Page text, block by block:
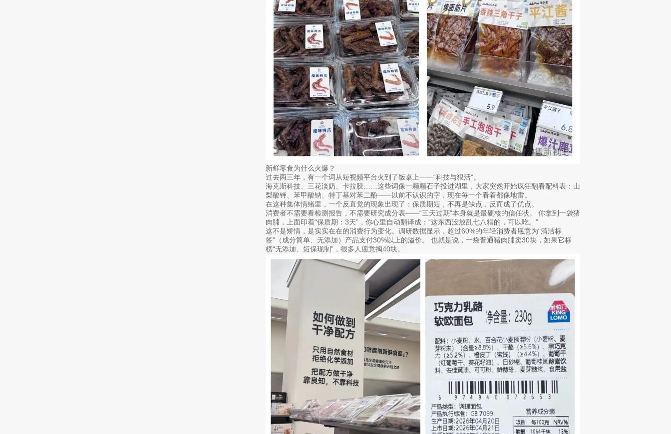
新鲜零食为什么火爆？
过去两三年，有一个词从短视频平台火到了饭桌上——“科技与狠活”。
海克斯科技、三花淡奶、卡拉胶……这些词像一颗颗石子投进湖里，大家突然开始疯狂翻看配料表：山
梨酸钾、苯甲酸钠、特丁基对苯二酚——以前不认识的字，现在每一个看着都像地雷。
在这种集体情绪里，一个反直觉的现象出现了：保质期短，不再是缺点，反而成了优点。
消费者不需要看检测报告，不需要研究成分表——“三天过期”本身就是最硬核的信任状。 你拿到一袋猪
肉脯，上面印着“保质期：3天”，你心里自动翻译成：“这东西没放乱七八糟的，可以吃。”
这不是矫情，是实实在在的消费行为变化。调研数据显示，超过60%的年轻消费者愿意为“清洁标
签”（成分简单、无添加）产品支付30%以上的溢价。 也就是说，一袋普通猪肉脯卖30块，如果它标
榜“无添加、短保现制”，很多人愿意掏40块。